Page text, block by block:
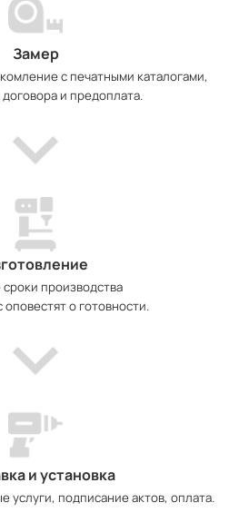
Замер
с печатными каталогами,
и предоплата.
производства
оповестят о готовности.
и установка
услуги, подписание актов, оплата.